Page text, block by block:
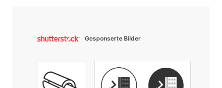
Gesponserte Bilder